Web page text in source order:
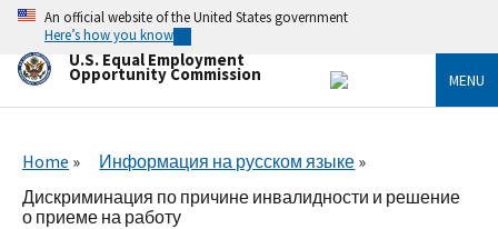
Skip
main
content
An official website of the United States government
Here’s how you know
U.S. Equal Employment
Opportunity Commission MENU
Home
Информация на русском языке
Дискриминация по причине инвалидности и решение
о приеме на работу